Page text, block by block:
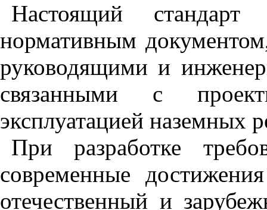
Настоящий стандарт
нормативным
руководящими и
связанными с
эксплуатацией наземных
При разработке
современные
отечественный и